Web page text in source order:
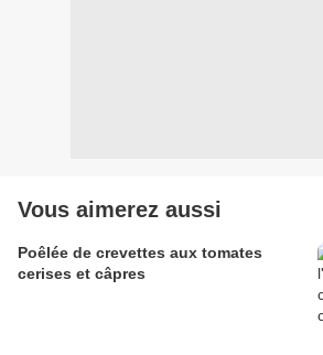
Vous aimerez aussi
Poêlée de crevettes aux tomates
cerises et câpres